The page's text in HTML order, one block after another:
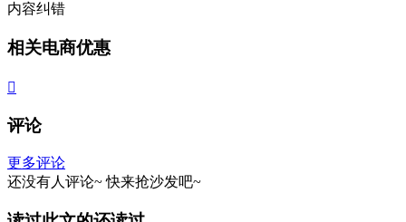
内容纠错
相关电商优惠

评论
更多评论
还没有人评论~ 快来抢沙发吧~